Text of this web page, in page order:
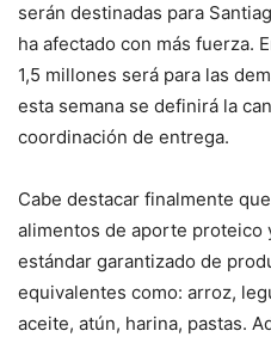
serán destinadas para
ha afectado con más fuerza.
1,5 millones será para las
esta semana se definirá la
coordinación de entrega.
Cabe destacar finalmente
alimentos de aporte proteico
estándar garantizado de
equivalentes como: arroz,
aceite, atún, harina, pastas.